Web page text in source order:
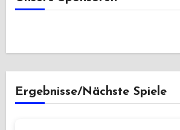
Ergebnisse/Nächste Spiele